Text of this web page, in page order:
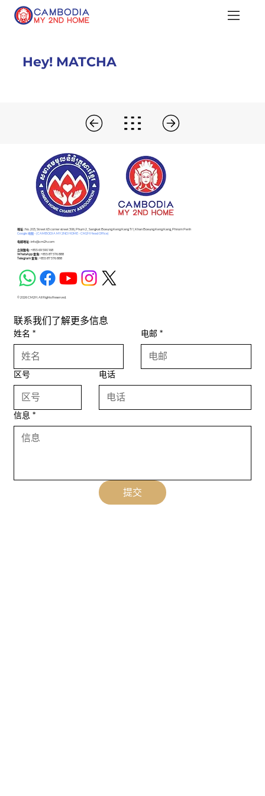
Hey! MATCHA
​地址 :No. 203, Street 63 corner street 306, Phum 2 , Sangkat Boeung Keng Kang Ti 1, Khan Boeung Keng Kang, Phnom Penh
Google 地图 - (CAMBODIA MY 2ND HOME - CM2H Head Office)
电邮地址 :info@cm2h.com
立刻致电 :+855 69 590 168
WhatsApp 查询 :+855 87 576 888
Telegram 查询 :+855 87 576 888
© 2026 CM2H. All Rights Reserved.
联系我们了解更多信息
姓名 * 电邮 *
区号 电话
信息 *
提交